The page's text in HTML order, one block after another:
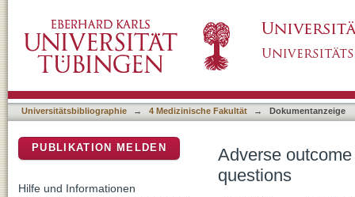
Universitätsbibliographie → 4 Medizinische Fakultät → Dokumentanzeige
Adverse
questions
PUBLIKATION MELDEN
Hilfe und Informationen